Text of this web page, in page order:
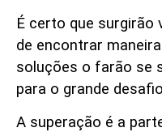
É certo que surgirão
de encontrar
soluções o farão se
para o grande
A superação é a